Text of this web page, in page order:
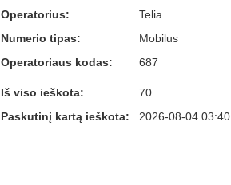
Operatorius:
Telia
Numerio tipas:
Mobilus
Operatoriaus kodas:
687
Iš viso ieškota:
70
Paskutinį kartą ieškota:
2026-08-04